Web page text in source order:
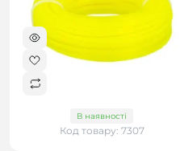
В наявності
Код товару: 7307